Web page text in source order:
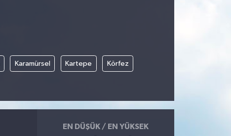
Karamürsel Kartepe Körfez
EN DÜŞÜK / EN YÜKSEK